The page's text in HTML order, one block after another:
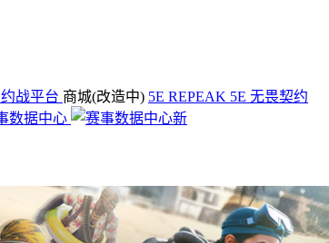
约战平台 商城(改造中) 5E REPEAK 5E 无畏契约